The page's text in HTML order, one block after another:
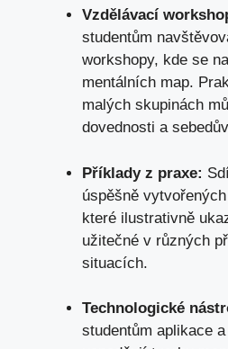
Vzdělávací
studentům
workshopy, kde se
mentálních map.
malých skupinách
dovednosti a
Příklady z praxe:
úspěšně
které ilustrativně
užitečné v různých
situacích.
Technologické
studentům aplikace